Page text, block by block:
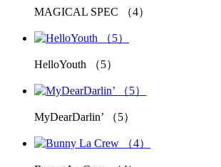
MAGICAL SPEC （4）
HelloYouth （5）
MyDearDarlin’ （5）